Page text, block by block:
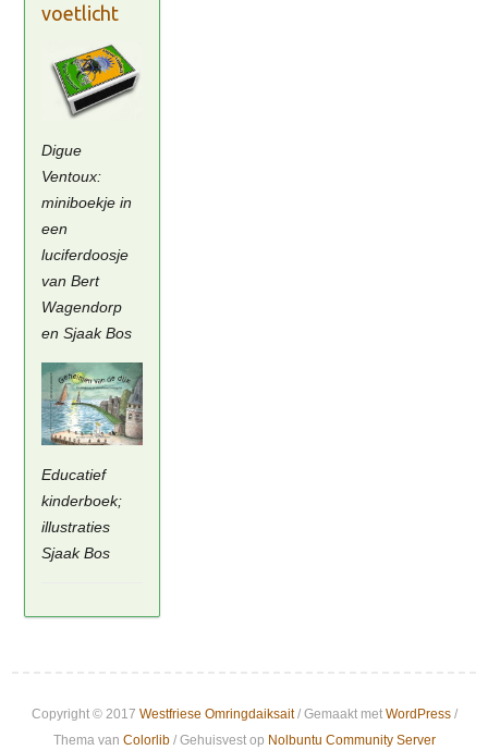
voetlicht
Digue
Ventoux:
miniboekje in
een
luciferdoosje
van Bert
Wagendorp
en Sjaak Bos
Educatief
kinderboek;
illustraties
Sjaak Bos
Copyright © 2017 Westfriese Omringdaiksait/ Gemaakt met WordPress/
Thema van Colorlib/ Gehuisvest op Nolbuntu Community Server